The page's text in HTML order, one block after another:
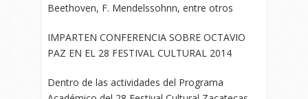
Beethoven, F. Mendelssohnn, entre otros
IMPARTEN CONFERENCIA SOBRE OCTAVIO
PAZ EN EL 28 FESTIVAL CULTURAL 2014
Dentro de las actividades del Programa